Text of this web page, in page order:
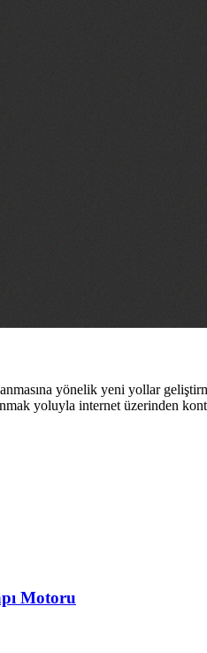
yönelik yeni yollar
yoluyla internet üzerinden
Motoru